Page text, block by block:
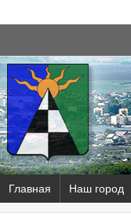
Главная Наш город